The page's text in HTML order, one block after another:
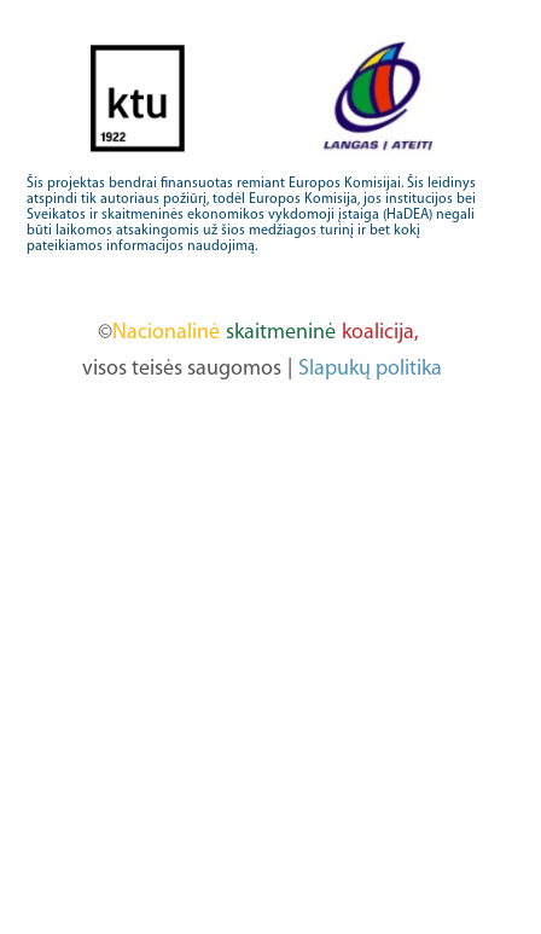
Šis projektas bendrai finansuotas remiant Europos Komisijai. Šis leidinys
atspindi tik autoriaus požiūrį, todėl Europos Komisija, jos institucijos bei
Sveikatos ir skaitmeninės ekonomikos vykdomoji įstaiga (HaDEA) negali
būti laikomos atsakingomis už šios medžiagos turinį ir bet kokį
pateikiamos informacijos naudojimą.
©Nacionalinė skaitmeninė koalicija,
visos teisės saugomos
Slapukų politika